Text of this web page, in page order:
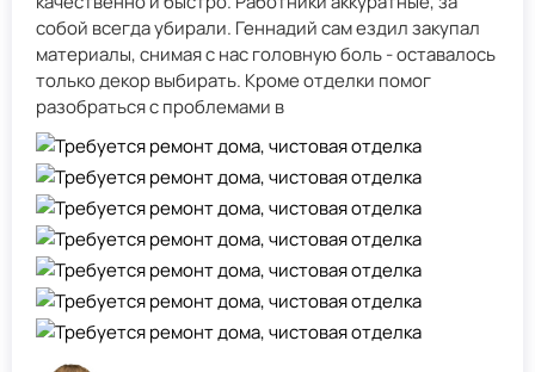
собой всегда убирали. Геннадий сам ездил закупал
материалы, снимая с нас головную боль - оставалось
только декор выбирать. Кроме отделки помог
разобраться с проблемами в